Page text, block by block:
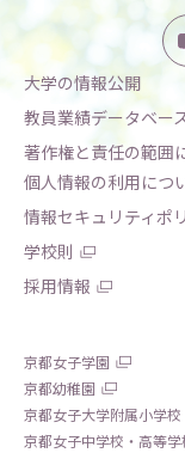
大学の情報公開
教員業績データベー
著作権と責任の範囲
個人情報の利用につ
情報セキュリティポ
学校則
採用情報
京都女子学園
京都幼稚園
京都女子大学附属小学校
京都女子中学校・高等学